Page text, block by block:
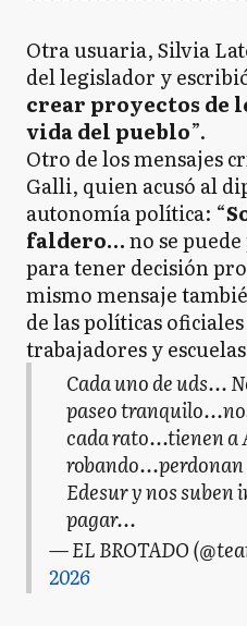
Otra usuaria, Silvia
del legislador y
crear proyectos de
vida del pueblo”.
Otro de los mensajes
Galli, quien acusó al
autonomía política: “
faldero…no se
para tener decisión
mismo mensaje
de las políticas
trabajadores y
Cada uno de uds...
paseo
cada rato...tienen a
robando...perdonan
Edesur y nos suben
pagar...
— EL BROTADO
2026